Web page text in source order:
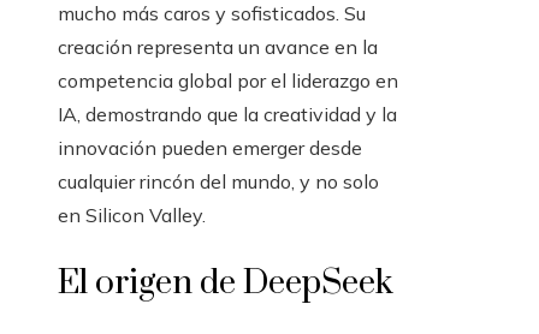
mucho más caros y sofisticados. Su
creación representa un avance en la
competencia global por el liderazgo en
IA, demostrando que la creatividad y la
innovación pueden emerger desde
cualquier rincón del mundo, y no solo
en Silicon Valley.
El origen de DeepSeek